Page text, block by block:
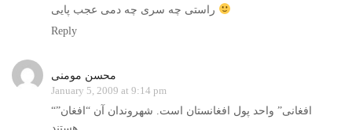
Reply
محسن مومنی
January 5, 2009 at 9:14 pm
“افغانی” واحد پول افغانستان است. شهروندان آن “افغان”